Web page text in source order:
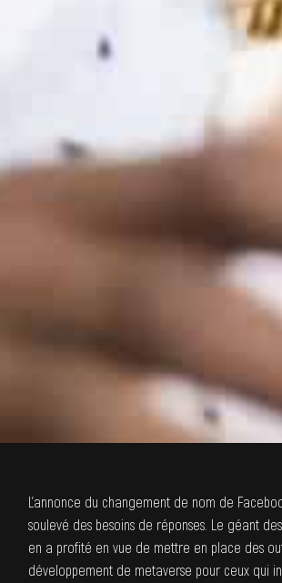
L’annonce du changement de nom de
soulevé des besoins de réponses. Le géant
en a profité en vue de mettre en place des
développement de metaverse pour ceux qui